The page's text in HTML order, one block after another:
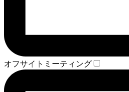
オフサイトミーティング